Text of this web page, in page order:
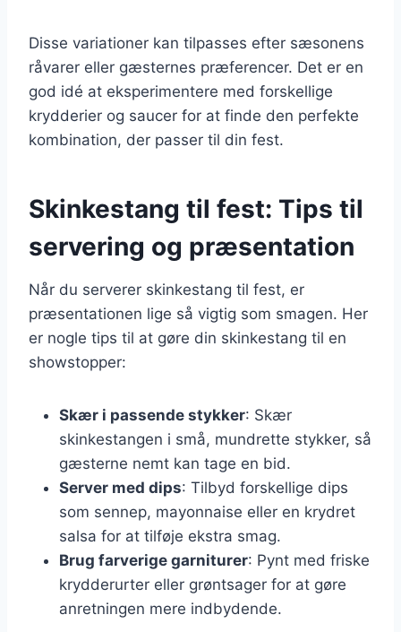
Disse variationer kan tilpasses efter sæsonens
råvarer eller gæsternes præferencer. Det er en
god idé at eksperimentere med forskellige
krydderier og saucer for at finde den perfekte
kombination, der passer til din fest.
Skinkestang til fest: Tips til
servering og præsentation
Når du serverer skinkestang til fest, er
præsentationen lige så vigtig som smagen. Her
er nogle tips til at gøre din skinkestang til en
showstopper:
Skær i passende stykker: Skær
skinkestangen i små, mundrette stykker, så
gæsterne nemt kan tage en bid.
Server med dips: Tilbyd forskellige dips
som sennep, mayonnaise eller en krydret
salsa for at tilføje ekstra smag.
Brug farverige garniturer: Pynt med friske
krydderurter eller grøntsager for at gøre
anretningen mere indbydende.